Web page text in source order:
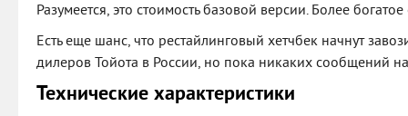
Разумеется, это стоимость базовой версии. Более
Есть еще шанс, что рестайлинговый хетчбек начнут
дилеров Тойота в России, но пока никаких сообщений на
Технические характеристики